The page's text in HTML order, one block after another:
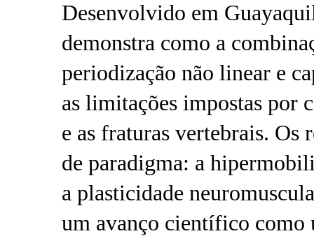
Desenvolvido em
demonstra como a
periodização não linear e
as limitações impostas por
e as fraturas vertebrais. Os
de paradigma: a
a plasticidade
um avanço científico como